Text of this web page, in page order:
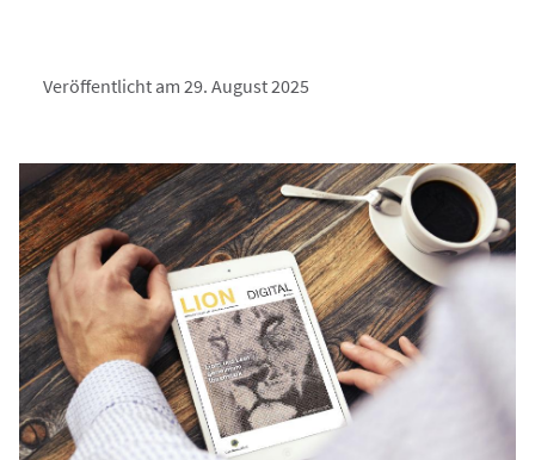
Veröffentlicht am 29. August 2025